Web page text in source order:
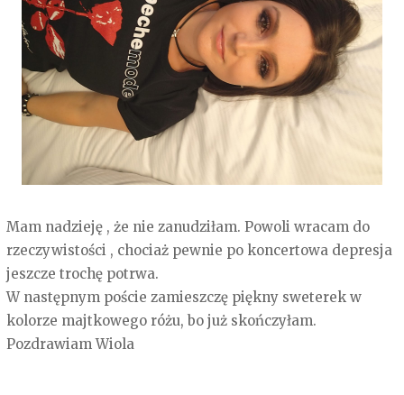
Mam nadzieję , że nie zanudziłam. Powoli wracam do
rzeczywistości , chociaż pewnie po koncertowa depresja
jeszcze trochę potrwa.
W następnym poście zamieszczę piękny sweterek w
kolorze majtkowego różu, bo już skończyłam.
Pozdrawiam Wiola